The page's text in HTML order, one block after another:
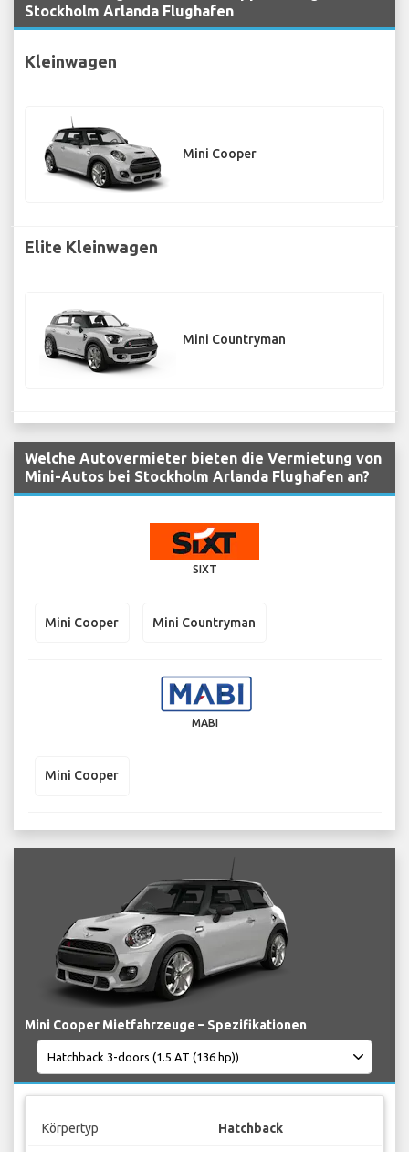
Stockholm Arlanda Flughafen
Kleinwagen
Mini Cooper
Elite Kleinwagen
Mini Countryman
Welche Autovermieter bieten die Vermietung von
Mini-Autos bei Stockholm Arlanda Flughafen an?
SIXT
Mini Cooper Mini Countryman
MABI
Mini Cooper
Mini Cooper Mietfahrzeuge – Spezifikationen
Körpertyp Hatchback